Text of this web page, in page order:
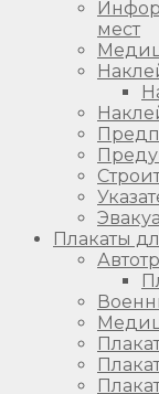
мест
Плакаты